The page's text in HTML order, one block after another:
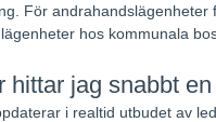
För andrahandslägenheter
hos kommunala
hittar jag snabbt
i realtid utbudet av